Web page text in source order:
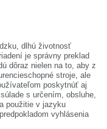
dlhú životnosť
je správny preklad
dôraz nielen na to, aby z
stroje, ale
poskytnúť aj
s určením, obsluhe,
použitie v jazyku
vyhlásenia